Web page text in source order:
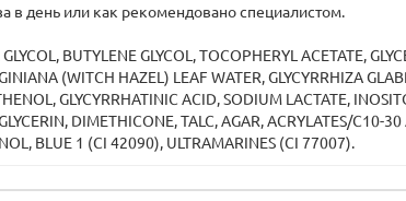
в день или как рекомендовано специалистом.
BUTYLENE GLYCOL, TOCOPHERYL ACETATE,
(WITCH HAZEL) LEAF WATER, GLYCYRRHIZA
GLYCYRRHATINIC ACID, SODIUM LACTATE,
DIMETHICONE, TALC, AGAR, ACRYLATES/C10-
BLUE 1 (CI 42090), ULTRAMARINES (CI 77007).